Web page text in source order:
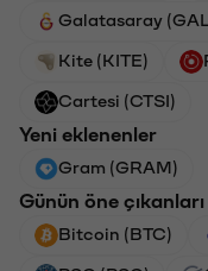
Galatasaray
Kite (KITE)
Cartesi (CTSI)
Yeni eklenenler
Gram (GRAM)
Günün öne çıkanları
Bitcoin (BTC)